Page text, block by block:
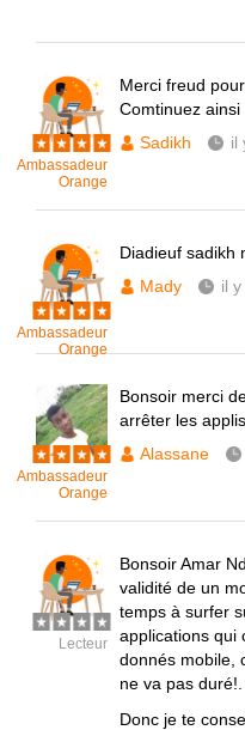
Ambassadeur
Orange
Merci freud
Comtinuez ainsi
Sadikh
il
Ambassadeur
Orange
Diadieuf sadikh
Mady
il
Ambassadeur
Orange
Bonsoir merci
arrêter les
Alassane
Lecteur
Bonsoir Amar
validité de un
temps à surfer
applications qui
donnés mobile,
ne va pas duré!.
Donc je te